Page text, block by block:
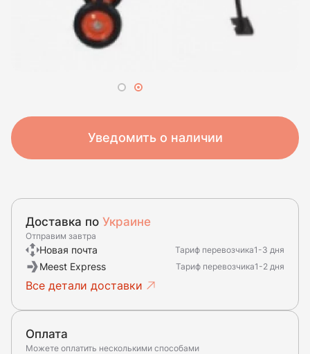
Уведомить о наличии
Доставка по Украине
Отправим завтра
Новая почта Тариф перевозчика1-3 дня
Meest Express Тариф перевозчика1-2 дня
Все детали доставки
Оплата
Можете оплатить несколькими способами